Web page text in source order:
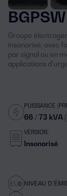
Groupe
insonorisé, avec
par signal ou en
applications
PUISSANCE
66 / 73 kVA
VERSION:
Insonorisé
NIVEAU